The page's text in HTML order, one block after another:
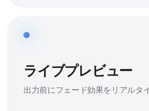
ライブプレビュー
出力前にフェード効果をリアルタ